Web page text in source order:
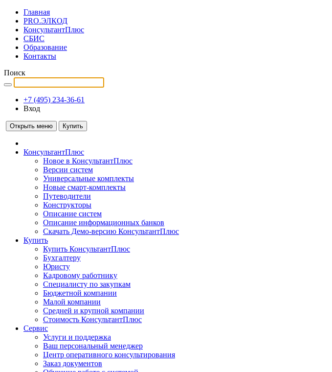
Главная
PRO.ЭЛКОД
КонсультантПлюс
СБИС
Образование
Контакты
Поиск
+7 (495) 234-36-61
Вход
Открыть меню Купить
КонсультантПлюс
Новое в КонсультантПлюс
Версии систем
Универсальные комплекты
Новые смарт-комплекты
Путеводители
Конструкторы
Описание систем
Описание информационных банков
Скачать Демо-версию КонсультантПлюс
Купить
Купить КонсультантПлюс
Бухгалтеру
Юристу
Кадровому работнику
Специалисту по закупкам
Бюджетной компании
Малой компании
Средней и крупной компании
Стоимость КонсультантПлюс
Сервис
Услуги и поддержка
Ваш персональный менеджер
Центр оперативного консультирования
Заказ документов